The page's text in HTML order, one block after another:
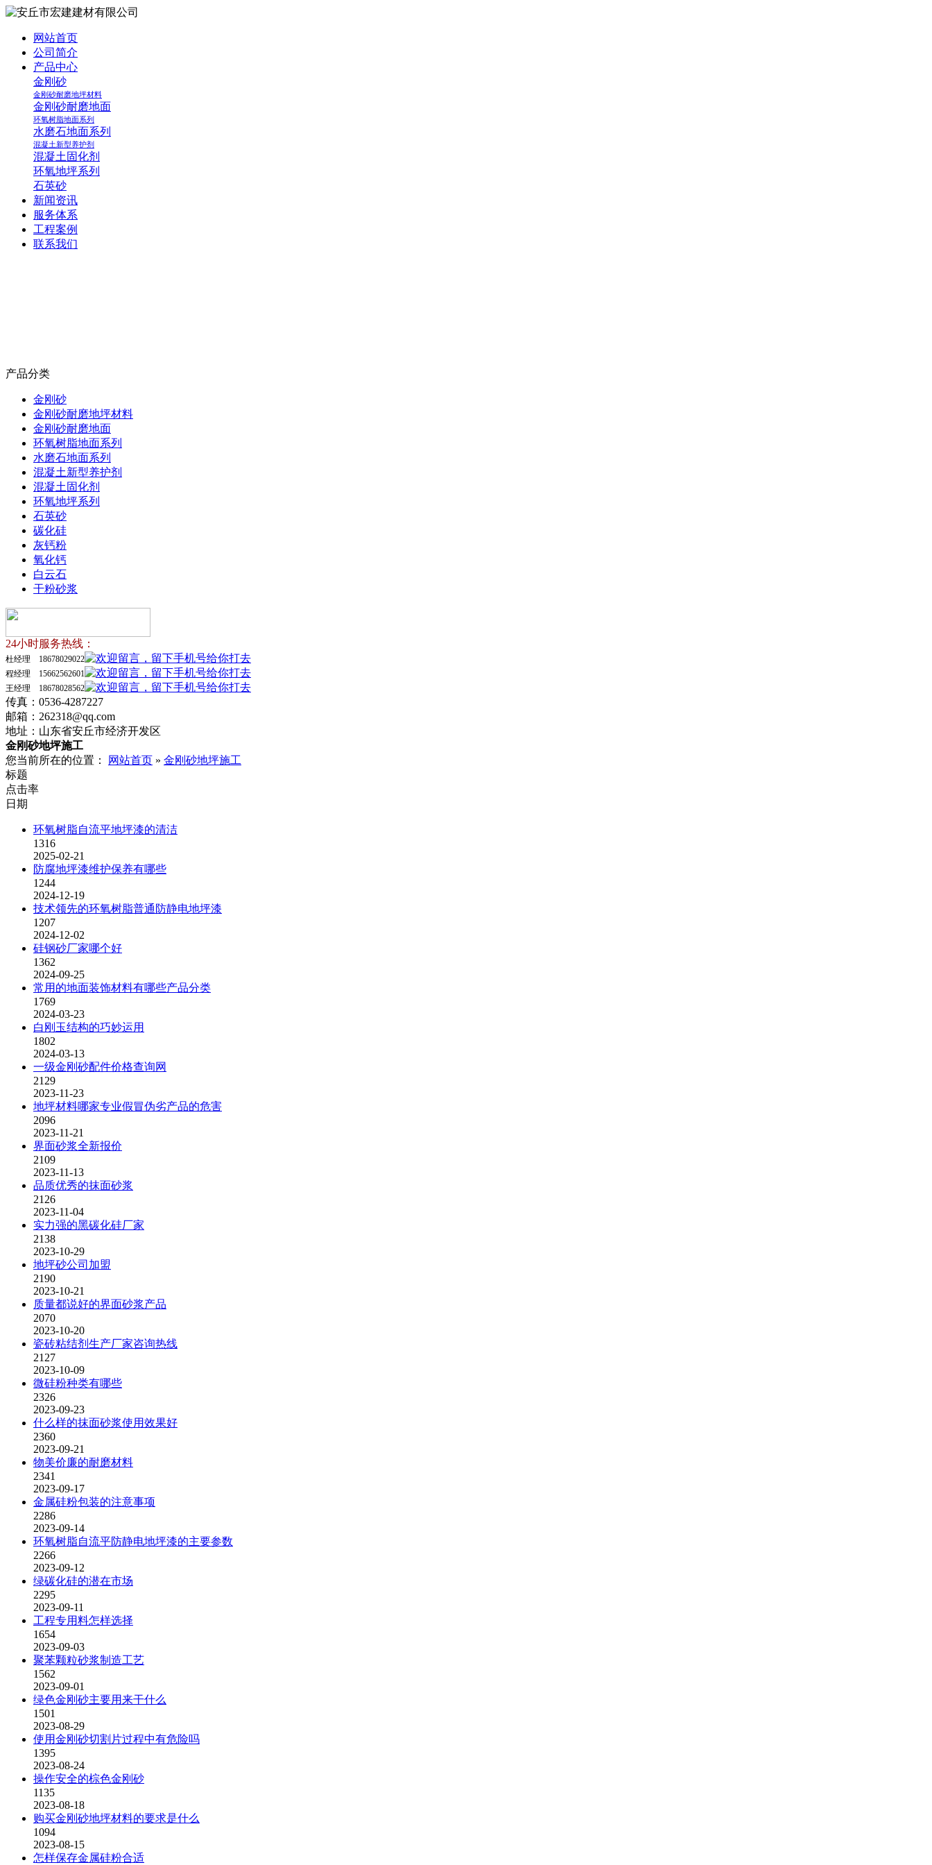
网站首页
公司简介
产品中心
金刚砂
金刚砂耐磨地坪材料
金刚砂耐磨地面
环氧树脂地面系列
水磨石地面系列
混凝土新型养护剂
混凝土固化剂
环氧地坪系列
石英砂
新闻资讯
服务体系
工程案例
联系我们
产品分类
金刚砂
金刚砂耐磨地坪材料
金刚砂耐磨地面
环氧树脂地面系列
水磨石地面系列
混凝土新型养护剂
混凝土固化剂
环氧地坪系列
石英砂
碳化硅
灰钙粉
氧化钙
白云石
干粉砂浆
24小时服务热线：
杜经理 18678029022
程经理 15662562601
王经理 18678028562
传真：0536-4287227
邮箱：262318@qq.com
地址：山东省安丘市经济开发区
金刚砂地坪施工
您当前所在的位置：
网站首页 » 金刚砂地坪施工
标题
点击率
日期
环氧树脂自流平地坪漆的清洁
1316
2025-02-21
防腐地坪漆维护保养有哪些
1244
2024-12-19
技术领先的环氧树脂普通防静电地坪漆
1207
2024-12-02
硅钢砂厂家哪个好
1362
2024-09-25
常用的地面装饰材料有哪些产品分类
1769
2024-03-23
白刚玉结构的巧妙运用
1802
2024-03-13
一级金刚砂配件价格查询网
2129
2023-11-23
地坪材料哪家专业假冒伪劣产品的危害
2096
2023-11-21
界面砂浆全新报价
2109
2023-11-13
品质优秀的抹面砂浆
2126
2023-11-04
实力强的黑碳化硅厂家
2138
2023-10-29
地坪砂公司加盟
2190
2023-10-21
质量都说好的界面砂浆产品
2070
2023-10-20
瓷砖粘结剂生产厂家咨询热线
2127
2023-10-09
微硅粉种类有哪些
2326
2023-09-23
什么样的抹面砂浆使用效果好
2360
2023-09-21
物美价廉的耐磨材料
2341
2023-09-17
金属硅粉包装的注意事项
2286
2023-09-14
环氧树脂自流平防静电地坪漆的主要参数
2266
2023-09-12
绿碳化硅的潜在市场
2295
2023-09-11
工程专用料怎样选择
1654
2023-09-03
聚苯颗粒砂浆制造工艺
1562
2023-09-01
绿色金刚砂主要用来干什么
1501
2023-08-29
使用金刚砂切割片过程中有危险吗
1395
2023-08-24
操作安全的棕色金刚砂
1135
2023-08-18
购买金刚砂地坪材料的要求是什么
1094
2023-08-15
怎样保存金属硅粉合适